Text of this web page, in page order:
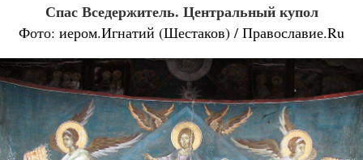
Спас Вседержитель. Центральный купол
Фото: иером.Игнатий (Шестаков) / Православие.Ru